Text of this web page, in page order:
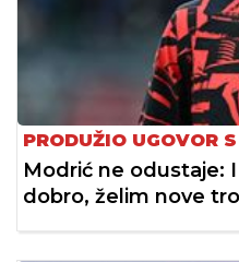
PRODUŽIO UGOVOR
Modrić ne odustaje:
dobro, želim nove